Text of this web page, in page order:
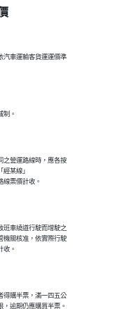
汽車運輸客貨運運價準
之營運路線時，應各按
某線」
班車繞道行駛而增駛之
機關核准，依實際行駛
得購半票，滿一四五公